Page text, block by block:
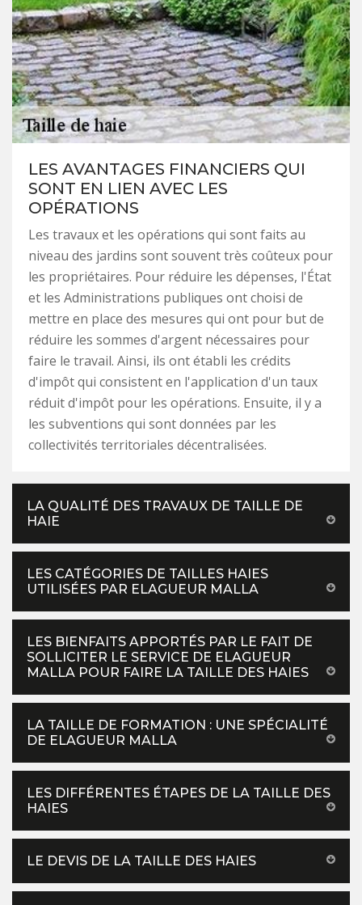
LES AVANTAGES FINANCIERS QUI
SONT EN LIEN AVEC LES
OPÉRATIONS
Les travaux et les opérations qui sont faits au
niveau des jardins sont souvent très coûteux pour
les propriétaires. Pour réduire les dépenses, l'État
et les Administrations publiques ont choisi de
mettre en place des mesures qui ont pour but de
réduire les sommes d'argent nécessaires pour
faire le travail. Ainsi, ils ont établi les crédits
d'impôt qui consistent en l'application d'un taux
réduit d'impôt pour les opérations. Ensuite, il y a
les subventions qui sont données par les
collectivités territoriales décentralisées.
LA QUALITÉ DES TRAVAUX DE TAILLE DE
HAIE
LES CATÉGORIES DE TAILLES HAIES
UTILISÉES PAR ELAGUEUR MALLA
LES BIENFAITS APPORTÉS PAR LE FAIT DE
SOLLICITER LE SERVICE DE ELAGUEUR
MALLA POUR FAIRE LA TAILLE DES HAIES
LA TAILLE DE FORMATION : UNE SPÉCIALITÉ
DE ELAGUEUR MALLA
LES DIFFÉRENTES ÉTAPES DE LA TAILLE DES
HAIES
LE DEVIS DE LA TAILLE DES HAIES